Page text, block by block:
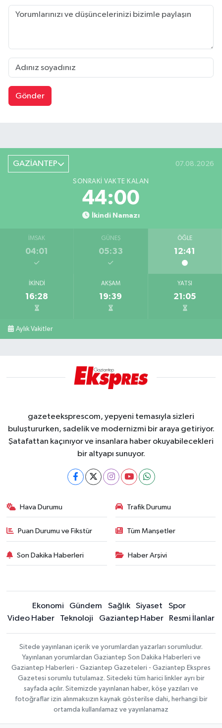
Gönder
GAZİANTEP 07.08.2026
SONRAKI VAKTE KALAN
43:59
İkindi Namazı
İMSAK
04:01
GÜNEŞ
05:33
ÖĞLE
12:41
İKINDI
16:28
AKŞAM
19:39
YATSI
21:05
Aylık Vakitler
gazeteeksprescom, yepyeni temasıyla sizleri
buluştururken, sadelik ve modernizmi bir araya getiriyor.
Şatafattan kaçınıyor ve insanlara haber okuyabilecekleri
bir altyapı sunuyor.
Hava Durumu Trafik Durumu
Puan Durumu ve Fikstür Tüm Manşetler
Son Dakika Haberleri Haber Arşivi
Ekonomi Gündem Sağlık Siyaset
Spor
Video Haber
Teknoloji Gaziantep Haber Resmi İlanlar
Sitede yayınlanan içerik ve yorumlardan yazarları sorumludur.
Yayınlanan yorumlardan Gaziantep Son Dakika Haberleri ve
Gaziantep Haberleri - Gaziantep Gazeteleri - Gaziantep Ekspres
Gazetesi sorumlu tutulamaz. Sitedeki tüm harici linkler ayrı bir
sayfada açılır. Sitemizde yayınlanan haber, köşe yazıları ve
fotoğraflar izin alınmaksızın kaynak gösterilse dahi, herhangi bir
ortamda kullanılamaz ve yayınlanamaz